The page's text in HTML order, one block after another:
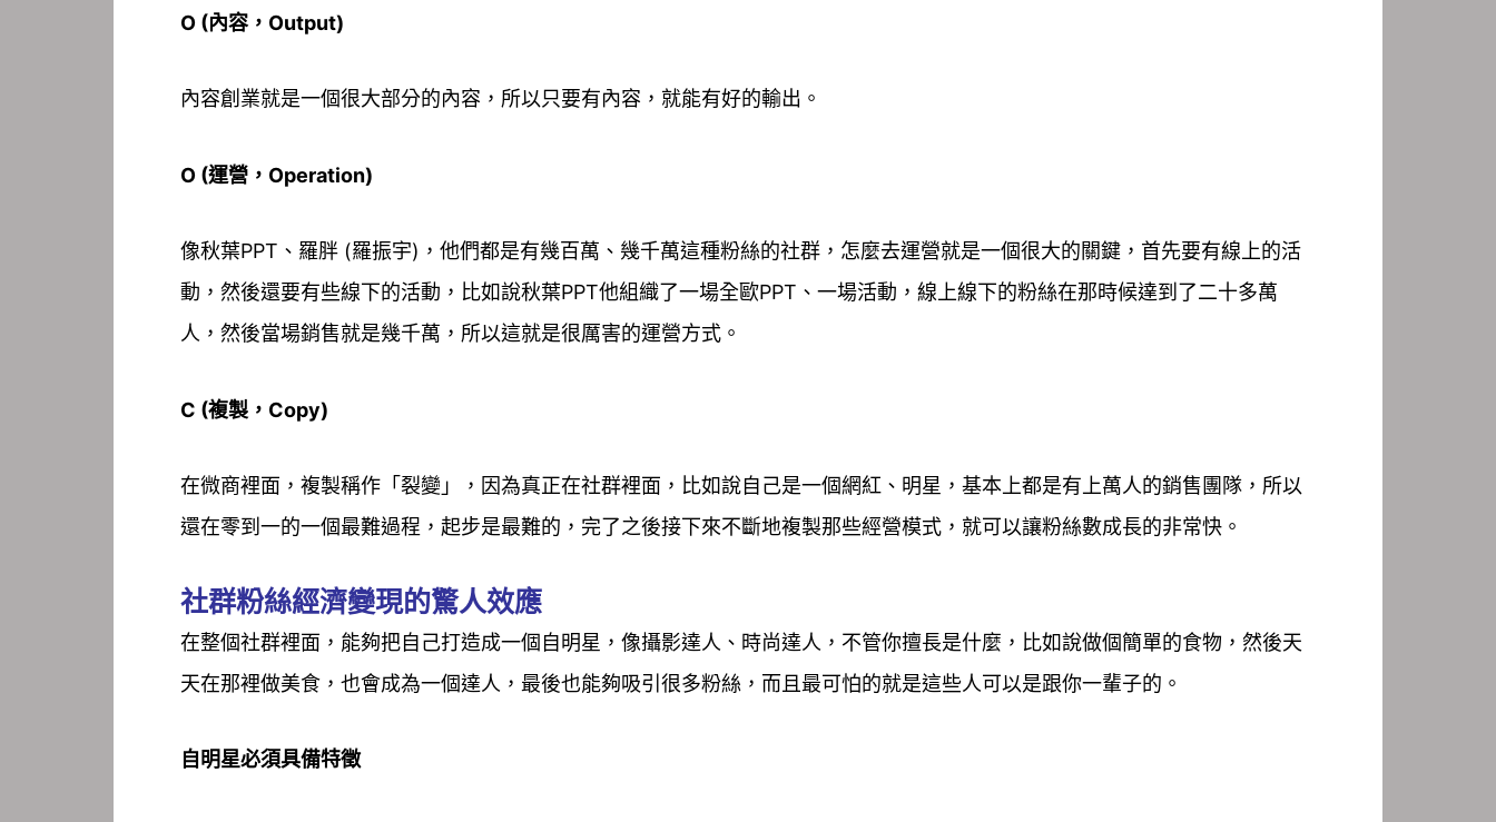
O (內容，Output)
內容創業就是一個很大部分的內容，所以只要有內容，就能有好的輸出。
O (運營，Operation)
像秋葉PPT、羅胖 (羅振宇) ，他們都是有幾百萬、幾千萬這種粉絲的社群，怎麼去運營就是一個很大的關鍵，首先要有線上的活
動，然後還要有些線下的活動，比如說秋葉PPT他組織了一場全歐PPT、一場活動，線上線下的粉絲在那時候達到了二十多萬
人，然後當場銷售就是幾千萬，所以這就是很厲害的運營方式。
C (複製，Copy)
在微商裡面，複製稱作「裂變」，因為真正在社群裡面，比如說自己是一個網紅、明星，基本上都是有上萬人的銷售團隊，所以
還在零到一的一個最難過程，起步是最難的，完了之後接下來不斷地複製那些經營模式，就可以讓粉絲數成長的非常快。
社群粉絲經濟變現的驚人效應
在整個社群裡面，能夠把自己打造成一個自明星，像攝影達人、時尚達人，不管你擅長是什麼，比如說做個簡單的食物，然後天
天在那裡做美食，也會成為一個達人，最後也能夠吸引很多粉絲，而且最可怕的就是這些人可以是跟你一輩子的。
自明星必須具備特徵